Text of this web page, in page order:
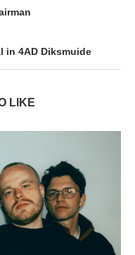
in 4AD Diksmuide
LIKE